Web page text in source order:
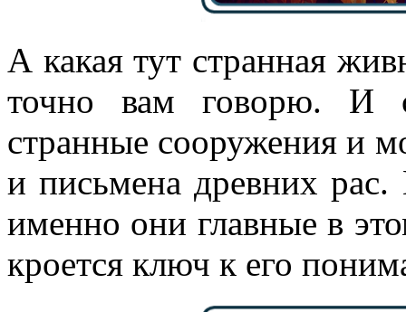
А какая тут странная
точно вам говорю. И
странные сооружения и
и письмена древних
именно они главные в
кроется ключ к его